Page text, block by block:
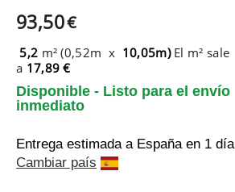
93,50€
5,2 m² (0,52m x 10,05m) El m² sale
a 17,89 €
Disponible - Listo para el envío
inmediato
Entrega estimada a España en 1 día
Cambiar país